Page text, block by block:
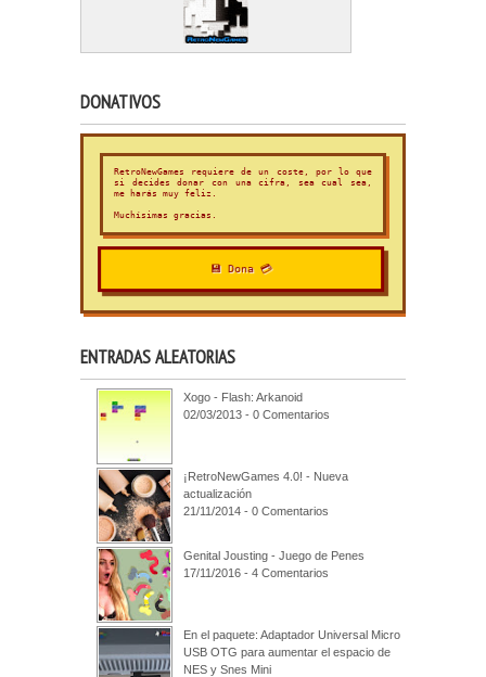
DONATIVOS
RetroNewGames requiere de un coste, por lo que
si decides donar con una cifra, sea cual sea,
me harás muy feliz.
Muchísimas gracias.
💾 Dona 💳
ENTRADAS ALEATORIAS
Xogo - Flash: Arkanoid
02/03/2013 - 0 Comentarios
¡RetroNewGames 4.0! - Nueva
actualización
21/11/2014 - 0 Comentarios
Genital Jousting - Juego de Penes
17/11/2016 - 4 Comentarios
En el paquete: Adaptador Universal Micro
USB OTG para aumentar el espacio de
NES y Snes Mini